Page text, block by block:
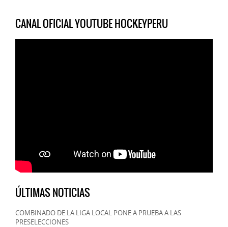
CANAL OFICIAL YOUTUBE HOCKEYPERU
ÚLTIMAS NOTICIAS
COMBINADO DE LA LIGA LOCAL PONE A PRUEBA A LAS
PRESELECCIONES